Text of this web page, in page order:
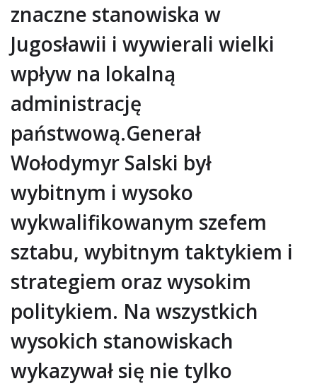
znaczne stanowiska w
Jugosławii i wywierali wielki
wpływ na lokalną
administrację
państwową.Generał
Wołodymyr Salski był
wybitnym i wysoko
wykwalifikowanym szefem
sztabu, wybitnym taktykiem i
strategiem oraz wysokim
politykiem. Na wszystkich
wysokich stanowiskach
wykazywał się nie tylko